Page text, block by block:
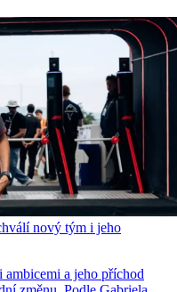
nový tým i jeho
a jeho příchod